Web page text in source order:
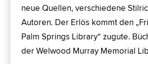
neue Quellen, verschiedene
Autoren. Der Erlös kommt den
Palm Springs Library“ zugute.
der Welwood Murray Memorial